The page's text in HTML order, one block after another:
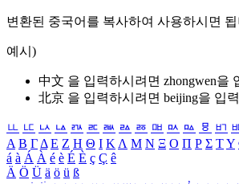
변환된 중국어를 복사하여 사용하시면
예시)
中文 을 입력하시려면 zhongwen을
北京 을 입력하시려면 beijing을 입
ㅥ ㅦ ㅧ ㅨ ㅩ ㅪ ㅫ ㅬ ㅭ ㅮ ㅯ ㅰ ㅱ ㅲ
Α Β ΓΔ Ε Ζ Η Θ Ι ΚΛ Μ Ν Ξ Ο Π Ρ Σ ΤΥ
á à Á À é è É È ç Ç ê
Ä Ö Ü ä ö ü ß